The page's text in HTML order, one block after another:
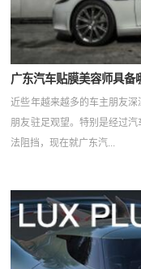
广东汽车贴膜美容师具备
近些年越来越多的车主朋友
朋友驻足观望。特别是经过
法阻挡，现在就广东汽...